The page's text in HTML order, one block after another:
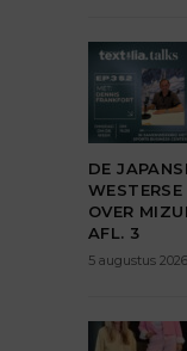
DE
OVER
AFL. 3
5 augustus 2026